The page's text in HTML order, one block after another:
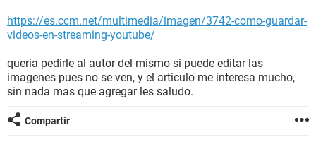
https://es.ccm.net/multimedia/imagen/3742-como-guardar-
videos-en-streaming-youtube/
queria pedirle al autor del mismo si puede editar las
imagenes pues no se ven, y el articulo me interesa mucho,
sin nada mas que agregar les saludo.
Compartir